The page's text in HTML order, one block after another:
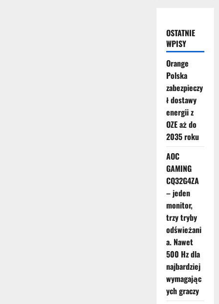
OSTATNIE
WPISY
Orange
Polska
zabezpieczy
ł dostawy
energii z
OZE aż do
2035 roku
AOC
GAMING
CQ32G4ZA
– jeden
monitor,
trzy tryby
odświeżani
a. Nawet
500 Hz dla
najbardziej
wymagając
ych graczy